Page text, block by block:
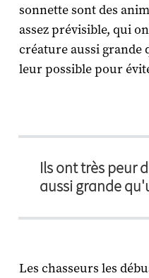
sonnette sont des
assez prévisible, qui
créature aussi grande
leur possible pour
Ils ont très peur
aussi grande
Les chasseurs les